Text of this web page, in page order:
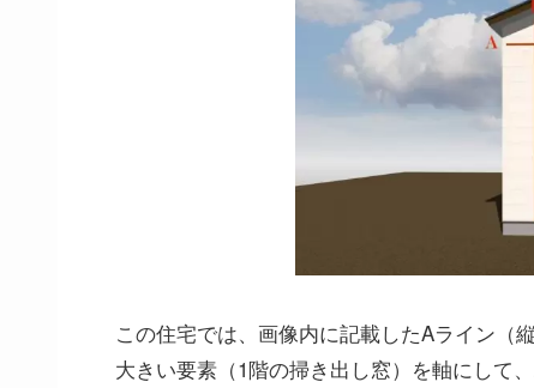
この住宅では、画像内に記載したAライン（
大きい要素（1階の掃き出し窓）を軸にして